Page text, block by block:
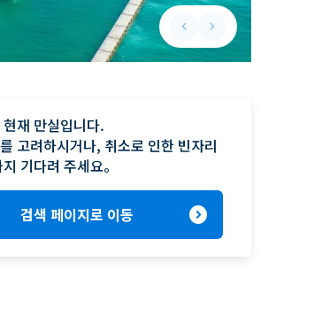
keyboard_arrow_leftPrevious slide
keyboard_arrow_rightNext slide
재 만실입니다.
고려하시거나, 취소로 인한 빈자리
기다려 주세요。
검색 페이지로 이동 expand_circle_right